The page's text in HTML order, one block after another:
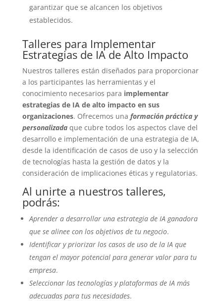
garantizar que se alcancen los objetivos
establecidos.
Talleres para Implementar
Estrategias de IA de Alto Impacto
Nuestros talleres están diseñados para proporcionar
a los participantes las herramientas y el
conocimiento necesarios para implementar
estrategias de IA de alto impacto en sus
organizaciones. Ofrecemos una formación práctica y
personalizada que cubre todos los aspectos clave del
desarrollo e implementación de una estrategia de IA,
desde la identificación de casos de uso y la selección
de tecnologías hasta la gestión de datos y la
consideración de implicaciones éticas y regulatorias.
Al unirte a nuestros talleres,
podrás:
Aprender a desarrollar una estrategia de IA ganadora
que se alinee con los objetivos de tu negocio.
Identificar y priorizar los casos de uso de la IA que
tengan el mayor potencial para generar valor para tu
empresa.
Seleccionar las tecnologías y plataformas de IA más
adecuadas para tus necesidades.